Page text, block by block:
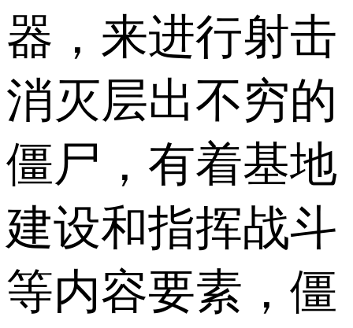
器，来进行射击
消灭层出不穷的
僵尸，有着基地
建设和指挥战斗
等内容要素，僵